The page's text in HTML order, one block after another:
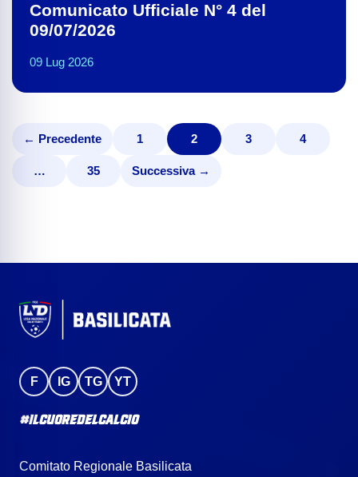
Comunicato Ufficiale N° 4 del
09/07/2026
09 Lug 2026
← Precedente 1 2 3 4
… 35 Successiva →
F IG TG YT
#IlCuoreDelCalcio
Comitato Regionale Basilicata